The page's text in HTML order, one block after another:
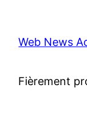
Web News
Fièrement